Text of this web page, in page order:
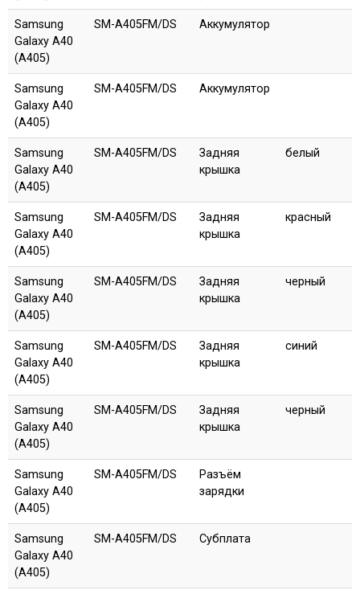
Samsung
Galaxy A40
(A405)
SM-A405FM/DS Аккумулятор
Samsung
Galaxy A40
(A405)
SM-A405FM/DS Аккумулятор
Samsung
Galaxy A40
(A405)
SM-A405FM/DS
Задняя
крышка
белый
Samsung
Galaxy A40
(A405)
SM-A405FM/DS
Задняя
крышка
красный
Samsung
Galaxy A40
(A405)
SM-A405FM/DS
Задняя
крышка
черный
Samsung
Galaxy A40
(A405)
SM-A405FM/DS
Задняя
крышка
синий
Samsung
Galaxy A40
(A405)
SM-A405FM/DS
Задняя
крышка
черный
Samsung
Galaxy A40
(A405)
SM-A405FM/DS
Разъём
зарядки
Samsung
Galaxy A40
(A405)
SM-A405FM/DS Субплата